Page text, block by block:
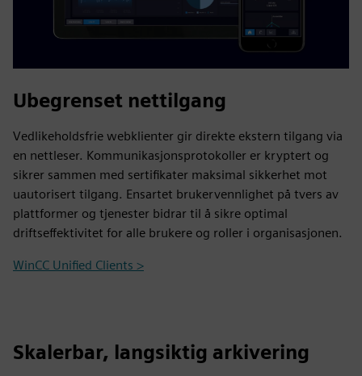
Ubegrenset nettilgang
Vedlikeholdsfrie webklienter gir direkte ekstern tilgang via
en nettleser. Kommunikasjonsprotokoller er kryptert og
sikrer sammen med sertifikater maksimal sikkerhet mot
uautorisert tilgang. Ensartet brukervennlighet på tvers av
plattformer og tjenester bidrar til å sikre optimal
driftseffektivitet for alle brukere og roller i organisasjonen.
WinCC Unified Clients >
Skalerbar, langsiktig arkivering